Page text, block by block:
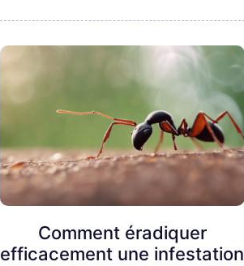
Comment éradiquer
efficacement une infestation